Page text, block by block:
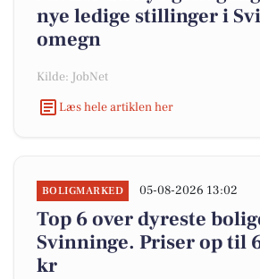
nye ledige stillinger i
omegn
Kilde: JobNet
Læs hele artiklen her
BOLIGMARKED 05-08-2026 13:02
Top 6 over dyreste
Svinninge. Priser op til
kr